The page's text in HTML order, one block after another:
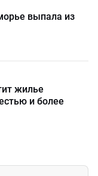
выпала из
жилье
и более